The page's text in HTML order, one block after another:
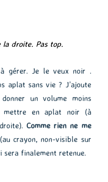
droite. Pas top.
gérer. Je le veux noir .
aplat sans vie ? J’ajoute
un volume moins
mettre en aplat noir (à
Comme rien ne me
crayon, non-visible sur
sera finalement retenue.